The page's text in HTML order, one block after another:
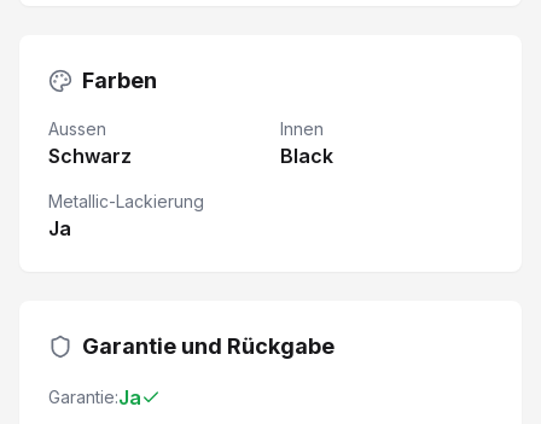
Farben
Aussen
Schwarz
Innen
Black
Metallic-Lackierung
Ja
Garantie und Rückgabe
Garantie:Ja